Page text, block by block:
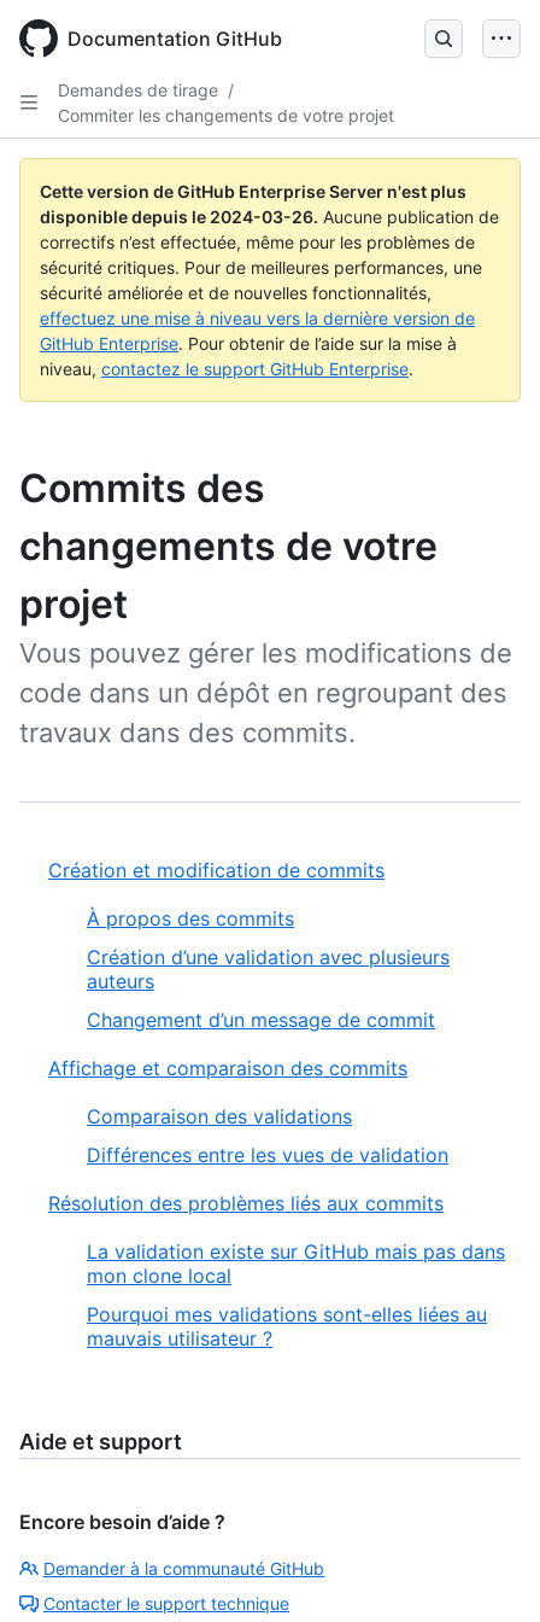
main
Documentation GitHub
Demandes de tirage /
Commiter les changements de votre projet
Cette version de GitHub Enterprise Server n'est plus
disponible depuis le 2024-03-26. Aucune publication de
correctifs n’est effectuée, même pour les problèmes de
sécurité critiques. Pour de meilleures performances, une
sécurité améliorée et de nouvelles fonctionnalités,
effectuez une mise à niveau vers la dernière version de
GitHub Enterprise. Pour obtenir de l’aide sur la mise à
niveau, contactez le support GitHub Enterprise.
Commits des
changements de votre
projet
Vous pouvez gérer les modifications de
code dans un dépôt en regroupant des
travaux dans des commits.
Création et modification de commits
À propos des commits
Création d’une validation avec plusieurs
auteurs
Changement d’un message de commit
Affichage et comparaison des commits
Comparaison des validations
Différences entre les vues de validation
Résolution des problèmes liés aux commits
La validation existe sur GitHub mais pas dans
mon clone local
Pourquoi mes validations sont-elles liées au
mauvais utilisateur ?
Aide et support
Encore besoin d’aide ?
Demander à la communauté GitHub
Contacter le support technique